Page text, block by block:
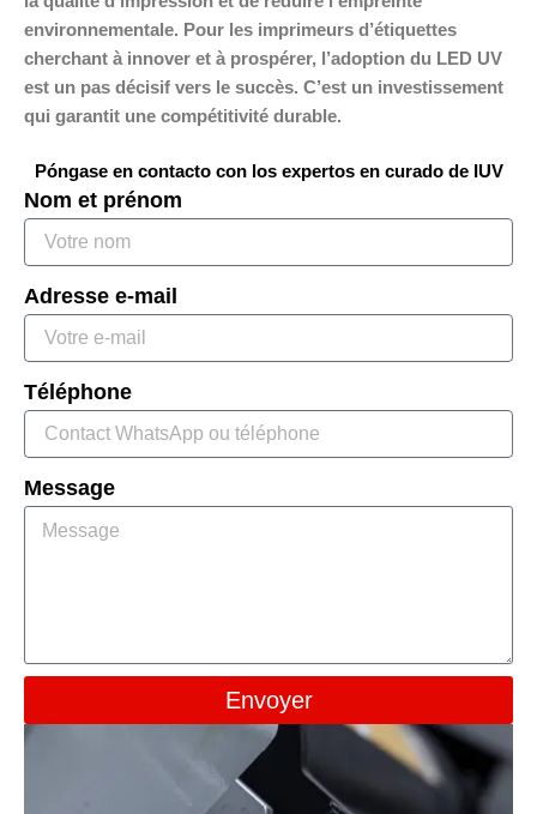
environnementale. Pour les imprimeurs d’étiquettes
cherchant à innover et à prospérer, l’adoption du LED UV
est un pas décisif vers le succès. C’est un investissement
qui garantit une compétitivité durable.
Póngase en contacto con los expertos en curado de IUV
Nom et prénom
Adresse e-mail
Téléphone
Message
Envoyer